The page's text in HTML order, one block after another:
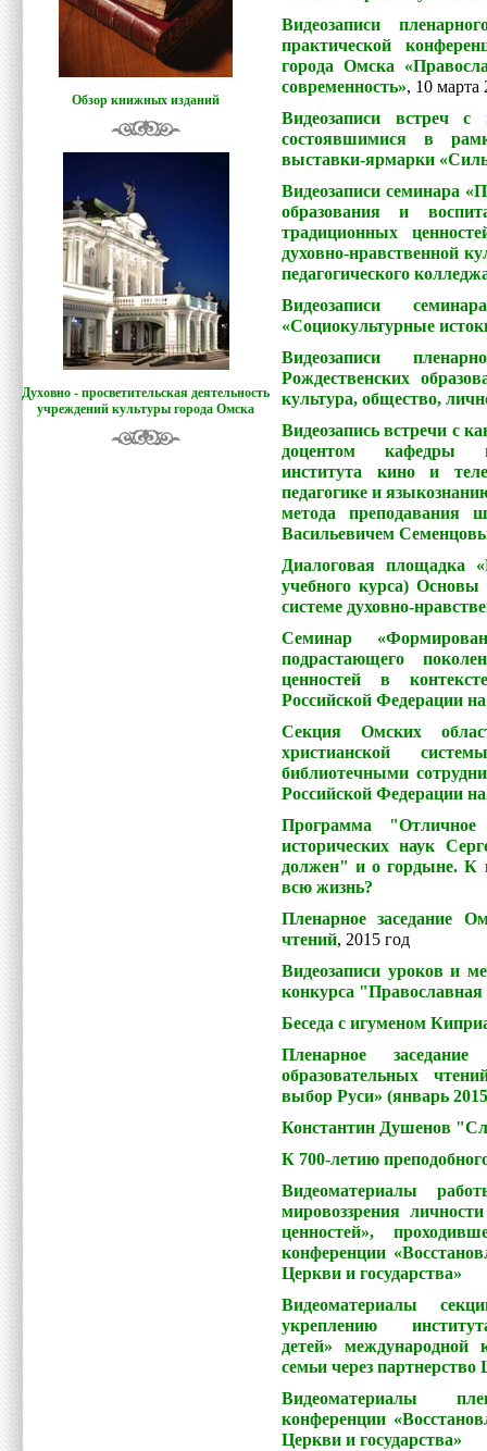
Обзор книжных изданий
Духовно - просветительская деятельность
учреждений культуры города Омска
Видеозаписи
практической
города Омска
современность», 10 марта
Видеозаписи встреч
состоявшимися в
выставки-ярмарки
Видеозаписи семинара
образования и
традиционных
духовно-нравственной
педагогического
Видеозаписи
«Социокультурные
Видеозаписи
Рождественских
культура, общество,
Видеозапись встречи с
доцентом кафедры
института кино и
педагогике и
метода преподавания
Васильевичем
Диалоговая площадка
учебного курса)
системе духовно-
Cеминар
подрастающего
ценностей в
Российской Федерации на
Cекция Омских
христианской
библиотечными
Российской Федерации на
Программа
исторических наук
должен" и о гордыне. К
всю жизнь?
Пленарное заседание
чтений, 2015 год
Видеозаписи уроков и
конкурса
Беседа с игуменом
Пленарное
образовательных
выбор Руси» (январь
Константин Душенов
К 700-летию
Видеоматериалы
мировоззрения
ценностей»,
конференции
Церкви и государства»
Видеоматериалы
укреплению
детей» международной
семьи через партнерство
Видеоматериалы
конференции
Церкви и государства»